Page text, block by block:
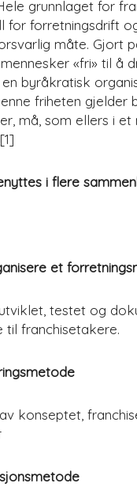
grunnlaget for
for forretningsdrift
måte. Gjort
«fri» til å
byråkratisk
friheten
må, som ellers i
i flere
et
testet og
franchisetakere.
konseptet,